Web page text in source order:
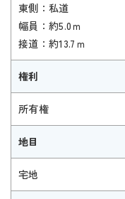
東側：私道
幅員：約5.0ｍ
接道：約13.7ｍ
権利
所有権
地目
宅地